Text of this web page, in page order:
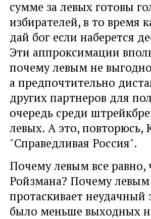
сумме за левых готовы
избирателей, в то время
дай бог если наберется
Эти аппроксимации
почему левым не
а предпочтительно
других партнеров для
очередь среди
левых. А это,
"Справедливая Россия".
Почему левым все
Ройзмана? Почему
протаскивает
было меньше выходных